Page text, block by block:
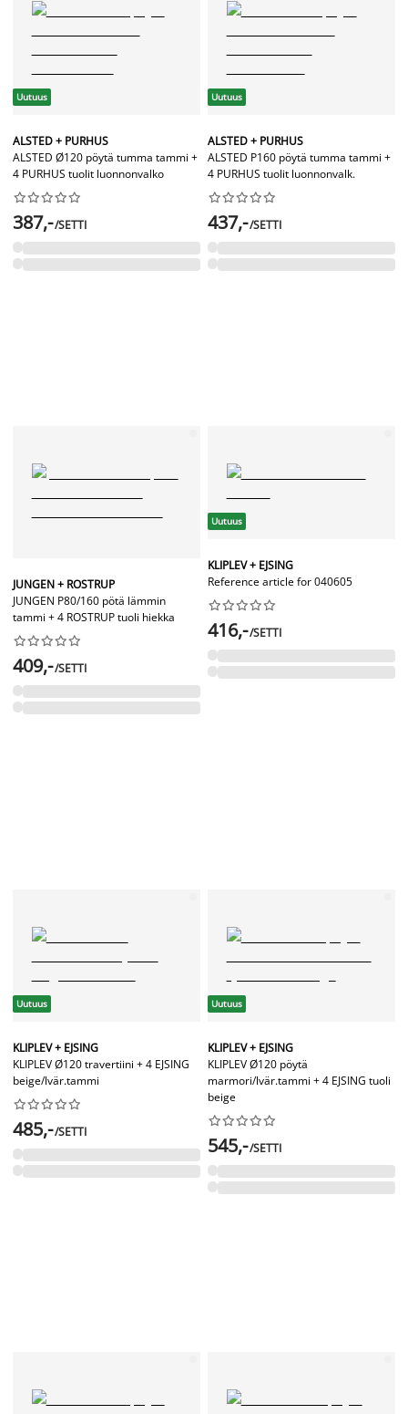
Uutuus
ALSTED + PURHUS
ALSTED Ø120 pöytä tumma tammi +
4 PURHUS tuolit luonnonvalko






387,-/SETTI
Uutuus
ALSTED + PURHUS
ALSTED P160 pöytä tumma tammi +
4 PURHUS tuolit luonnonvalk.






437,-/SETTI
JUNGEN + ROSTRUP
JUNGEN P80/160 pötä lämmin
tammi + 4 ROSTRUP tuoli hiekka






409,-/SETTI
Uutuus
KLIPLEV + EJSING
Reference article for 040605






416,-/SETTI
Uutuus
KLIPLEV + EJSING
KLIPLEV Ø120 travertiini + 4 EJSING
beige/lvär.tammi






485,-/SETTI
Uutuus
KLIPLEV + EJSING
KLIPLEV Ø120 pöytä
marmori/lvär.tammi + 4 EJSING tuoli
beige






545,-/SETTI